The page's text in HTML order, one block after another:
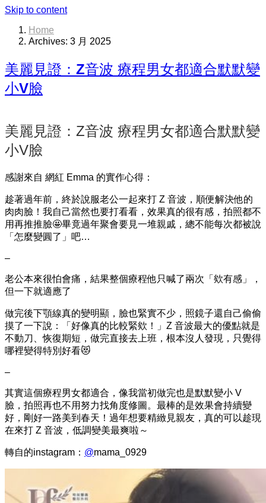
Skip to content
Home
Archives: 3 月 2025
美麗見證：Z音波 療程男女都適合默默變
小V臉
美麗見證：Z音波 療程男女都適合默默變
小V臉
感謝來自 網紅 Emma 的實作心得：
趁著過年前，終於說服老公一起來打 Z 音波，順便解決他的
肉肉臉！我自己當然也要打看看，效果真的很有感，拍照都不
用再推推臉🤩畢竟過年聚會要見一堆親戚，總不能每次都被說
「怎麼變圓了」吧…
–
老公本來很怕會痛，結果整個療程他只喊了兩次「欸有感」，
但一下就適應了
做完後下顎線真的變明顯，臉也緊實不少，照鏡子還自己偷偷
摸了一下說：「好像真的比較緊欸！」Z 音波最大的優點就是
不動刀、恢復期短，做完直接去上班，根本沒人發現，只覺得
哪裡變得特別好看😻
–
其實這個療程男女都適合，像我當初做完也是默默變小 V
臉，拍照再也不用努力找角度修圖。最棒的是效果會持續變
好，剛好一路美到春天！過年想要精緻見親友，真的可以趁現
在來打 Z 音波，低調變美最爽啦～
轉自的instagram： @mama_0929